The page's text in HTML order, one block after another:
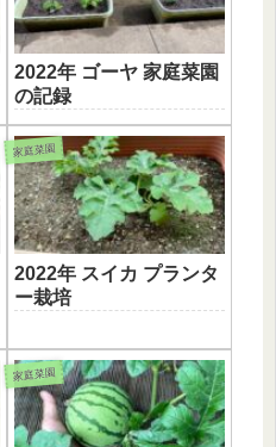
2022年 ゴーヤ 家庭菜園
の記録
家庭菜園
2022年 スイカ プランタ
ー栽培
家庭菜園